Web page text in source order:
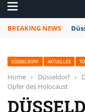
BREAKING NEWS
DÜSSELDORF AKTUELLES
Home › Düsseldorf ›
Opfer des Holocaust